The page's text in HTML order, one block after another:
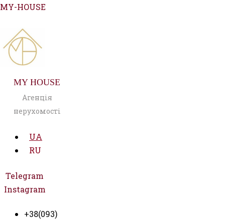
Перейти
вмісту
MY-HOUSE
MY HOUSE
Агенція
нерухомості
UA
RU
Telegram
Instagram
+38(093)